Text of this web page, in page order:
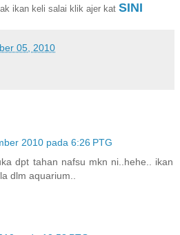
ikan keli salai klik ajer kat SINI
05, 2010
2010 pada 6:26 PTG
dpt tahan nafsu mkn ni..hehe.. ikan
dlm aquarium..